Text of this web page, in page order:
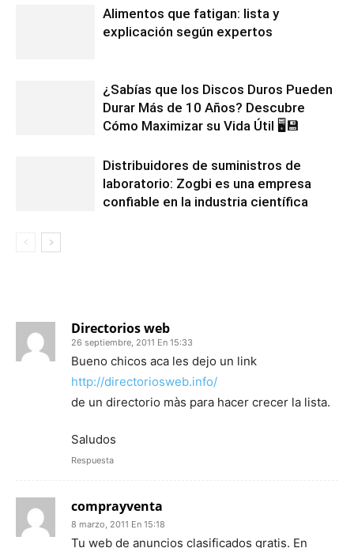
Alimentos que fatigan: lista y
explicación según expertos
¿Sabías que los Discos Duros Pueden
Durar Más de 10 Años? Descubre
Cómo Maximizar su Vida Útil 🖥️💾
Distribuidores de suministros de
laboratorio: Zogbi es una empresa
confiable en la industria científica
Directorios web
26 septiembre, 2011 En 15:33
Bueno chicos aca les dejo un link
http://directoriosweb.info/
de un directorio màs para hacer crecer la lista.
Saludos
Respuesta
comprayventa
8 marzo, 2011 En 15:18
Tu web de anuncios clasificados gratis. En